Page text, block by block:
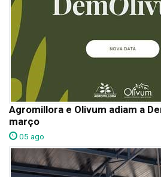
Agromillora e Olivum adiam a
março
05 ago